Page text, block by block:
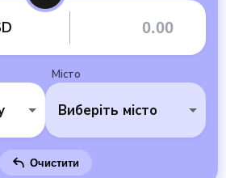
Місто
Виберіть місто
Очистити